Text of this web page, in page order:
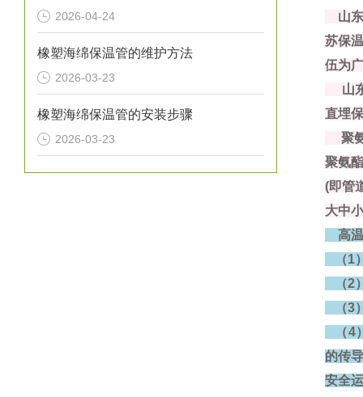
2026-04-24
橡塑海绵保温管的维护方法
2026-03-23
橡塑海绵保温管的安装步骤
2026-03-23
山东
苏保
伍为
山东
直埋
聚氨
聚氨
(即管
大中
高温
（1
（2
（3
（4
的传
安全